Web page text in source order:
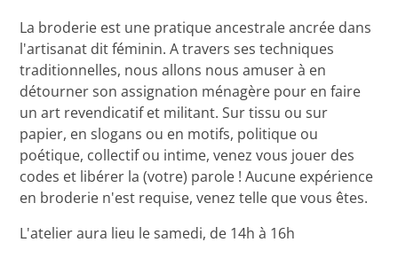
La broderie est une pratique ancestrale ancrée dans
l'artisanat dit féminin. A travers ses techniques
traditionnelles, nous allons nous amuser à en
détourner son assignation ménagère pour en faire
un art revendicatif et militant. Sur tissu ou sur
papier, en slogans ou en motifs, politique ou
poétique, collectif ou intime, venez vous jouer des
codes et libérer la (votre) parole ! Aucune expérience
en broderie n'est requise, venez telle que vous êtes.
L'atelier aura lieu le samedi, de 14h à 16h